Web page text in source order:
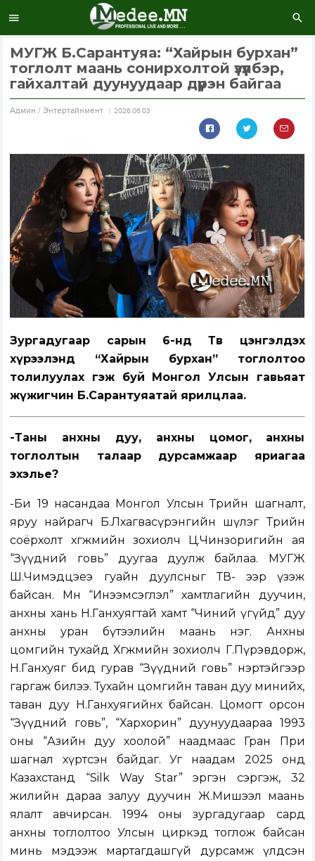
МУГЖ Б.Сарантуяа: “Хайрын бурхан”
тоглолт маань сонирхолтой үзүүлбэр,
гайхалтай дуунуудаар дүүрэн байгаа
Aдмин / Энтертайнмент 2026.06.03
Зургадугаар сарын 6-нд Төв цэнгэлдэх
хүрээлэнд “Хайрын бурхан” тоглолтоо
толилуулах гэж буй Монгол Улсын гавьяат
жүжигчин Б.Сарантуяатай ярилцлаа.
-Таны анхны дуу, анхны цомог, анхны
тоглолтын талаар дурсамжаар яриагаа
эхэлье?
-Би 19 насандаа Монгол Улсын Төрийн шагналт,
яруу найрагч Б.Лхагвасүрэнгийн шүлэг Төрийн
соёрхолт хөгжмийн зохиолч Ц.Чинзоригийн ая
“Зүүдний говь” дуугаа дуулж байлаа. МУГЖ
Ш.Чимэдцэеэ гуайн дуулсныг ТВ- ээр үзэж
байсан. Мөн “Инээмсэглэл” хамтлагийн дуучин,
анхны хань Н.Ганхуягтай хамт “Чиний үгүйд” дуу
анхны уран бүтээлийн маань нэг. Анхны
цомгийн тухайд Хөгжмийн зохиолч Г.Пүрэвдорж,
Н.Ганхуяг бид гурав “Зүүдний говь” нэртэйгээр
гаргаж билээ. Тухайн цомгийн таван дуу минийх,
таван дуу Н.Ганхуягийнх байсан. Цомогт орсон
“Зүүдний говь”, “Хархорин” дуунуудаараа 1993
оны “Азийн дуу хоолой” наадмаас Гран При
шагнал хүртсэн байдаг. Уг наадам 2025 онд
Казахстанд “Silk Way Star” эргэн сэргэж, 32
жилийн дараа залуу дуучин Ж.Мишээл маань
ялалт авчирсан. 1994 оны зургадугаар сард
анхны тоглолтоо Улсын циркэд тоглож байсан
минь мэдээж мартагдашгүй дурсамж үлдсэн